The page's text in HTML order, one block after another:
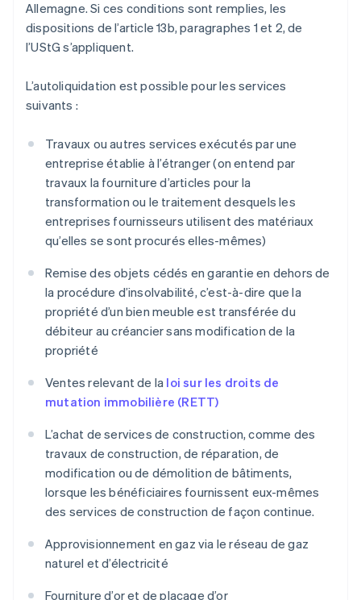
Allemagne. Si ces conditions sont remplies, les
dispositions de l’article 13b, paragraphes 1 et 2, de
l’UStG s’appliquent.
L’autoliquidation est possible pour les services
suivants :
Travaux ou autres services exécutés par une
entreprise établie à l’étranger (on entend par
travaux la fourniture d’articles pour la
transformation ou le traitement desquels les
entreprises fournisseurs utilisent des matériaux
qu’elles se sont procurés elles-mêmes)
Remise des objets cédés en garantie en dehors de
la procédure d’insolvabilité, c’est-à-dire que la
propriété d’un bien meuble est transférée du
débiteur au créancier sans modification de la
propriété
Ventes relevant de la loi sur les droits de
mutation immobilière (RETT)
L’achat de services de construction, comme des
travaux de construction, de réparation, de
modification ou de démolition de bâtiments,
lorsque les bénéficiaires fournissent eux-mêmes
des services de construction de façon continue.
Approvisionnement en gaz via le réseau de gaz
naturel et d’électricité
Fourniture d’or et de placage d’or